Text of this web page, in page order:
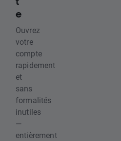
e
Ouvrez
votre
compte
rapidement
et
sans
formalités
inutiles
—
entièrement